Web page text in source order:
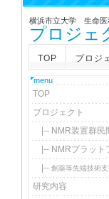
横浜市立大学 生命医
プロジェ
TOP プロジ
menu
TOP
プロジェクト
|-- NMR装置群民
|-- NMRプラット
|-- 創薬等先端技術
研究内容